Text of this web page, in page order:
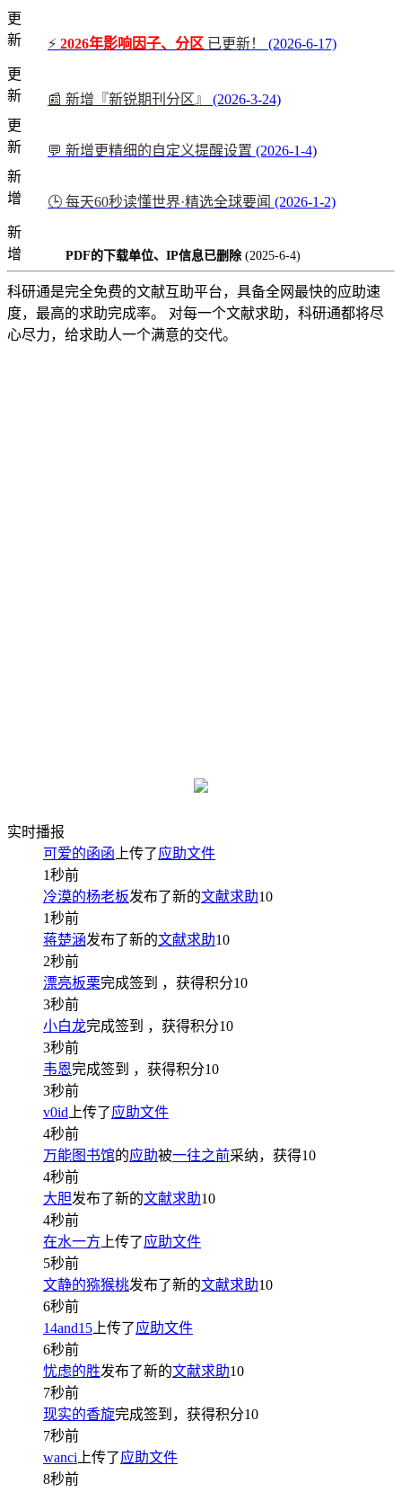
更
新
⚡ 2026年影响因子、分区 已更新！
(2026-6-17)
更
新
📰 新增『新锐期刊分区』
(2026-3-24)
更
新
💬 新增更精细的自定义提醒设置 (2026-1-4)
新
增
🕒 每天60秒读懂世界·精选全球要闻 (2026-1-2)
新
增
PDF的下载单位、IP信息已删除 (2025-6-4)
科研通是完全免费的文献互助平台，具备全网最快的应助速
度，最高的求助完成率。 对每一个文献求助，科研通都将尽
心尽力，给求助人一个满意的交代。
实时播报
可爱的函函 上传了应助文件
1秒前
冷漠的杨老板发布了新的文献求助10
1秒前
蒋楚涵发布了新的文献求助10
2秒前
漂亮板栗完成签到 ，获得积分10
3秒前
小白龙完成签到 ，获得积分10
3秒前
韦恩完成签到 ，获得积分10
3秒前
v0id 上传了应助文件
4秒前
万能图书馆的应助被一往之前采纳，获得10
4秒前
大胆发布了新的文献求助10
4秒前
在水一方 上传了应助文件
5秒前
文静的猕猴桃发布了新的文献求助10
6秒前
14and15 上传了应助文件
6秒前
忧虑的胜发布了新的文献求助10
7秒前
现实的香旋完成签到，获得积分10
7秒前
wanci 上传了应助文件
8秒前